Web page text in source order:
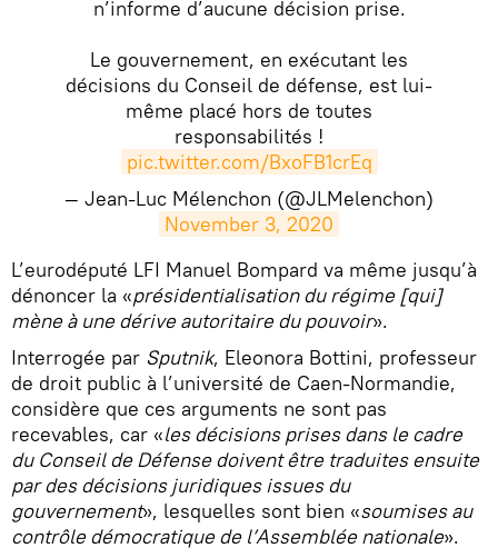
n’informe d’aucune décision prise.
Le gouvernement, en exécutant les
décisions du Conseil de défense, est lui-
même placé hors de toutes
responsabilités !
pic.twitter.com/BxoFB1crEq
— Jean-Luc Mélenchon (@JLMelenchon)
November 3, 2020
​L’eurodéputé LFI Manuel Bompard va même jusqu’à
dénoncer la «présidentialisation du régime [qui]
mène à une dérive autoritaire du pouvoir».
Interrogée par Sputnik, Eleonora Bottini, professeur
de droit public à l’université de Caen-Normandie,
considère que ces arguments ne sont pas
recevables, car «les décisions prises dans le cadre
du Conseil de Défense doivent être traduites ensuite
par des décisions juridiques issues du
gouvernement», lesquelles sont bien «soumises au
contrôle démocratique de l’Assemblée nationale».